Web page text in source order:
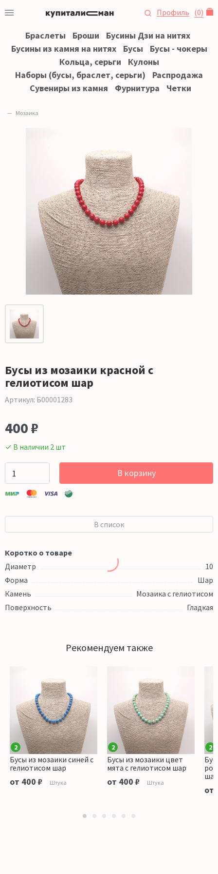
Профиль (0)
Браслеты Броши
Бусины Дзи на нитях
Бусины из камня на нитях
Бусы
Бусы - чокеры
Кольца, серьги
Кулоны
Наборы (бусы, браслет, серьги)
Распродажа
Сувениры из камня
Фурнитура Четки
Мозаика
Бусы из мозаики красной с
гелиотисом шар
Артикул: Б00001283
400 ₽
✓ В наличии 2 шт
В корзину
В список
Коротко о товаре
Диаметр
10
Форма
Шар
Камень
Мозаика с гелиотисом
Поверхность
Гладкая
Рекомендуем также
2
Бусы из мозаики синей с
гелиотисом шар
от 400 ₽ Штука
2
Бусы из мозаики цвет
мята с гелиотисом шар
от 400 ₽ Штука
2
шар
от